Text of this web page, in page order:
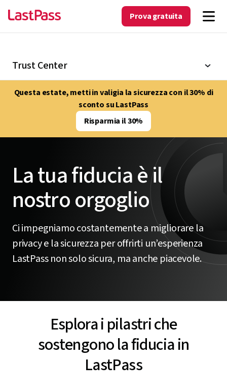
Prova gratuita
Trust Center
Questa estate, metti in valigia la sicurezza con il 30% di
sconto su LastPass
Risparmia il 30%
La tua fiducia è il
nostro orgoglio
Ci impegniamo costantemente a migliorare la
privacy e la sicurezza per offrirti un’esperienza
LastPass non solo sicura, ma anche piacevole.
Esplora i pilastri che
sostengono la fiducia in
LastPass